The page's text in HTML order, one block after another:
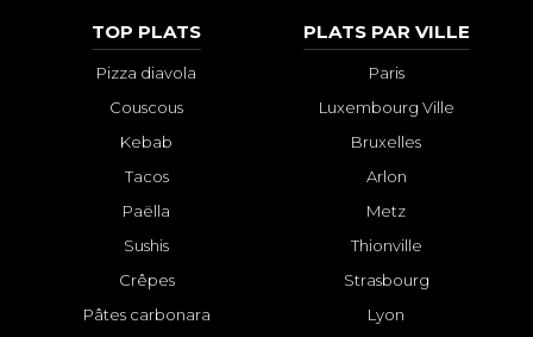
TOP PLATS
Pizza diavola
Couscous
Kebab
Tacos
Paëlla
Sushis
Crêpes
Pâtes carbonara
PLATS PAR VILLE
Paris
Luxembourg Ville
Bruxelles
Arlon
Metz
Thionville
Strasbourg
Lyon